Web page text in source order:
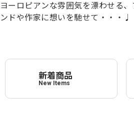
ヨーロピアンな雰囲気を漂わせる、
ンドや作家に想いを馳せて・・・♩
新着商品
New Items